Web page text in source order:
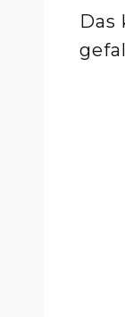
Das